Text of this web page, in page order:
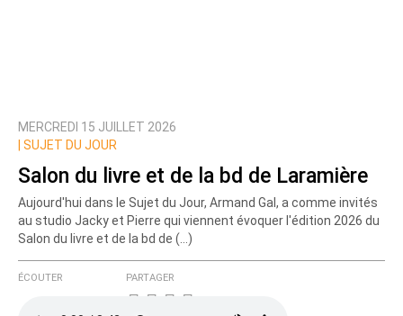
MERCREDI 15 JUILLET 2026
SUJET DU JOUR
Salon du livre et de la bd de Laramière
Aujourd'hui dans le Sujet du Jour, Armand Gal, a comme invités
au studio Jacky et Pierre qui viennent évoquer l'édition 2026 du
Salon du livre et de la bd de (…)
ÉCOUTER PARTAGER